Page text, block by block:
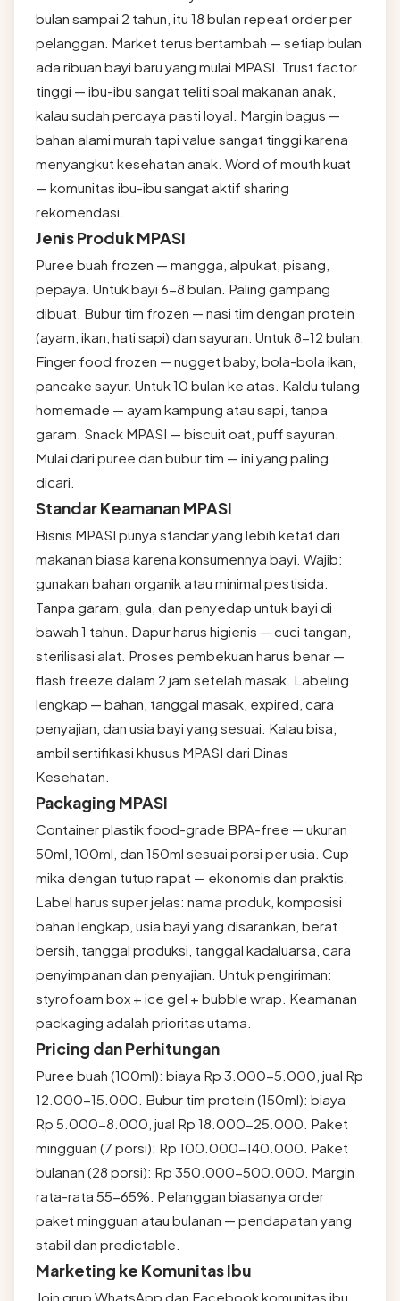
bulan sampai 2 tahun, itu 18 bulan repeat order per
pelanggan. Market terus bertambah — setiap bulan
ada ribuan bayi baru yang mulai MPASI. Trust factor
tinggi — ibu-ibu sangat teliti soal makanan anak,
kalau sudah percaya pasti loyal. Margin bagus —
bahan alami murah tapi value sangat tinggi karena
menyangkut kesehatan anak. Word of mouth kuat
— komunitas ibu-ibu sangat aktif sharing
rekomendasi.
Jenis Produk MPASI
Puree buah frozen — mangga, alpukat, pisang,
pepaya. Untuk bayi 6-8 bulan. Paling gampang
dibuat. Bubur tim frozen — nasi tim dengan protein
(ayam, ikan, hati sapi) dan sayuran. Untuk 8-12 bulan.
Finger food frozen — nugget baby, bola-bola ikan,
pancake sayur. Untuk 10 bulan ke atas. Kaldu tulang
homemade — ayam kampung atau sapi, tanpa
garam. Snack MPASI — biscuit oat, puff sayuran.
Mulai dari puree dan bubur tim — ini yang paling
dicari.
Standar Keamanan MPASI
Bisnis MPASI punya standar yang lebih ketat dari
makanan biasa karena konsumennya bayi. Wajib:
gunakan bahan organik atau minimal pestisida.
Tanpa garam, gula, dan penyedap untuk bayi di
bawah 1 tahun. Dapur harus higienis — cuci tangan,
sterilisasi alat. Proses pembekuan harus benar —
flash freeze dalam 2 jam setelah masak. Labeling
lengkap — bahan, tanggal masak, expired, cara
penyajian, dan usia bayi yang sesuai. Kalau bisa,
ambil sertifikasi khusus MPASI dari Dinas
Kesehatan.
Packaging MPASI
Container plastik food-grade BPA-free — ukuran
50ml, 100ml, dan 150ml sesuai porsi per usia. Cup
mika dengan tutup rapat — ekonomis dan praktis.
Label harus super jelas: nama produk, komposisi
bahan lengkap, usia bayi yang disarankan, berat
bersih, tanggal produksi, tanggal kadaluarsa, cara
penyimpanan dan penyajian. Untuk pengiriman:
styrofoam box + ice gel + bubble wrap. Keamanan
packaging adalah prioritas utama.
Pricing dan Perhitungan
Puree buah (100ml): biaya Rp 3.000-5.000, jual Rp
12.000-15.000. Bubur tim protein (150ml): biaya
Rp 5.000-8.000, jual Rp 18.000-25.000. Paket
mingguan (7 porsi): Rp 100.000-140.000. Paket
bulanan (28 porsi): Rp 350.000-500.000. Margin
rata-rata 55-65%. Pelanggan biasanya order
paket mingguan atau bulanan — pendapatan yang
stabil dan predictable.
Marketing ke Komunitas Ibu
Join grup WhatsApp dan Facebook komunitas ibu